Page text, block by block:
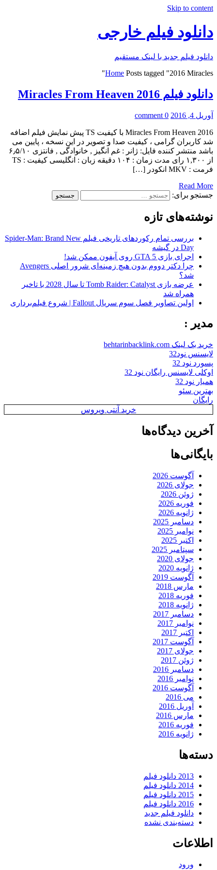
Skip to content
دانلود فیلم خارجی
دانلود فیلم جدید با لینک مستقیم
Home Posts tagged "2016 Miracles"
دانلود فیلم Miracles From Heaven 2016
آوریل 4, 2016 0 comment
Miracles From Heaven 2016 با کیفیت TS پیش نمایش فیلم اضافه
شد کاربران گرامی ، کیفیت صدا و تصویر در این نسخه ، پایین می
باشد منتشر کننده فایل: ژانر : غم انگیز , خانوادگی , فانتزی ۶٫۵/۱۰
از ۱,۳۰۰ رای مدت زمان : ۱۰۴ دقیقه زبان : انگلیسی کیفیت : TS
فرمت : MKV انکودر […]
Read More
جستجو برای:
نوشته‌های تازه
بررسی تمام رکوردهای تاریخی فیلم Spider-Man: Brand New
Day در گیشه
اجرای بازی GTA 5 روی آیفون ممکن شد!
چرا دکتر دووم بدون هیچ زمینه‌ای شرور اصلی Avengers
شد؟
عرضه بازی Tomb Raider: Catalyst تا سال 2028 با تاخیر
همراه شد
اولین تصاویر فصل سوم سریال Fallout | شروع فیلم‌برداری
مدیر :
خرید بک لینک behtarinbacklink.com
لایسنس نود32
پسورد نود 32
اوکلی لایسنس رایگان نود 32
همیار نود 32
بهترین سئو
رایگان
خرید آنتی ویروس
آخرین دیدگاه‌ها
بایگانی‌ها
آگوست 2026
جولای 2026
ژوئن 2026
فوریه 2026
ژانویه 2026
دسامبر 2025
نوامبر 2025
اکتبر 2025
سپتامبر 2025
جولای 2020
ژانویه 2020
آگوست 2019
مارس 2018
فوریه 2018
ژانویه 2018
دسامبر 2017
نوامبر 2017
اکتبر 2017
آگوست 2017
جولای 2017
ژوئن 2017
دسامبر 2016
نوامبر 2016
آگوست 2016
می 2016
آوریل 2016
مارس 2016
فوریه 2016
ژانویه 2016
دسته‌ها
2013 دانلود فیلم
2014 دانلود فیلم
2015 دانلود فیلم
2016 دانلود فیلم
دانلود فیلم جدید
دسته‌بندی نشده
اطلاعات
ورود